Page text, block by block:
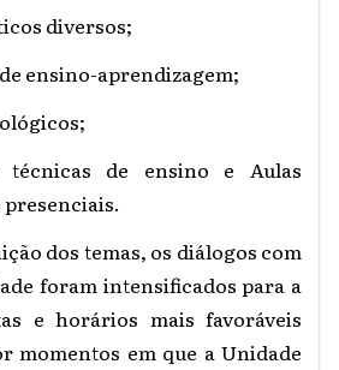
diversos;
ensino-aprendizagem;
de ensino e Aulas
dos temas, os diálogos com
foram intensificados para a
e horários mais favoráveis
momentos em que a Unidade